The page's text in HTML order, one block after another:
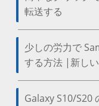
転送する
少しの労力で
する方法 |新し
Galaxy S10/S20